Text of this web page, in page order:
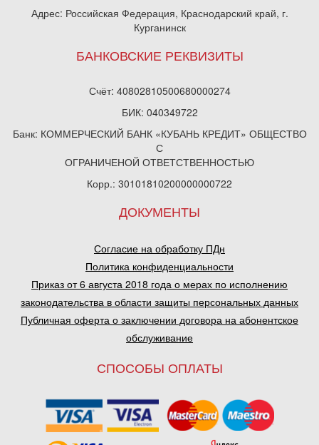
Адрес: Российская Федерация, Краснодарский край, г.
Курганинск
БАНКОВСКИЕ РЕКВИЗИТЫ
Счёт: 40802810500680000274
БИК: 040349722
Банк: КОММЕРЧЕСКИЙ БАНК «КУБАНЬ КРЕДИТ» ОБЩЕСТВО
С
ОГРАНИЧЕНОЙ ОТВЕТСТВЕННОСТЬЮ
Корр.: 30101810200000000722
ДОКУМЕНТЫ
Согласие на обработку ПДн
Политика конфиденциальности
Приказ от 6 августа 2018 года о мерах по исполнению
законодательства в области защиты персональных данных
Публичная оферта о заключении договора на абонентское
обслуживание
СПОСОБЫ ОПЛАТЫ